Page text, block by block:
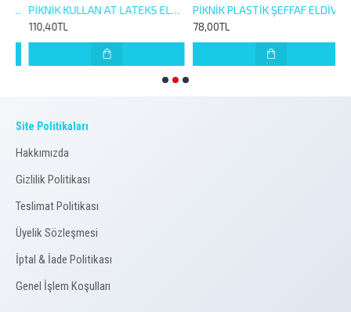
PİKNİK KULLAN AT LATEKS ELDİVEN 10 LU PUDRALI
110,40TL
PİKNİK PLASTİK ŞEFFAF ELDİVEN 20Lİ
78,00TL
Site Politikaları
Hakkımızda
Gizlilik Politikası
Teslimat Politikası
Üyelik Sözleşmesi
İptal & İade Politikası
Genel İşlem Koşulları